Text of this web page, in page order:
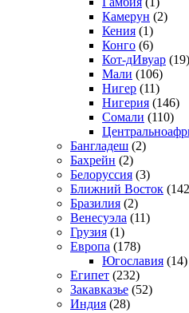
Камерун (2)
Кения (1)
Конго (6)
Кот-дИвуар (19)
Мали (106)
Нигер (11)
Нигерия (146)
Сомали (110)
Бангладеш (2)
Бахрейн (2)
Белоруссия (3)
Ближний Восток
Бразилия (2)
Венесуэла (11)
Грузия (1)
Европа (178)
Югославия (14)
Египет (232)
Закавказье (52)
Индия (28)